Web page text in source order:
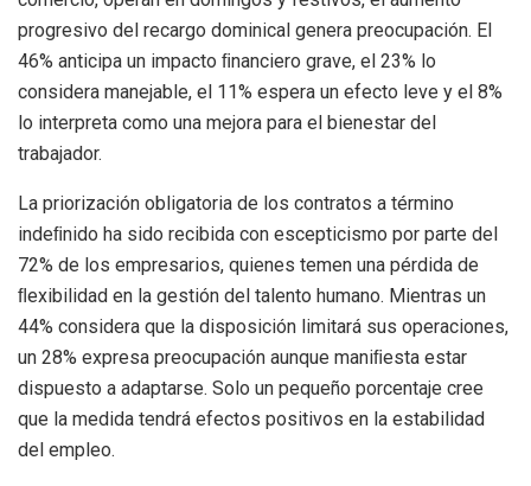
progresivo del recargo dominical genera preocupación. El
46% anticipa un impacto ﬁnanciero grave, el 23% lo
considera manejable, el 11% espera un efecto leve y el 8%
lo interpreta como una mejora para el bienestar del
trabajador.
La priorización obligatoria de los contratos a término
indeﬁnido ha sido recibida con escepticismo por parte del
72% de los empresarios, quienes temen una pérdida de
ﬂexibilidad en la gestión del talento humano. Mientras un
44% considera que la disposición limitará sus operaciones,
un 28% expresa preocupación aunque maniﬁesta estar
dispuesto a adaptarse. Solo un pequeño porcentaje cree
que la medida tendrá efectos positivos en la estabilidad
del empleo.